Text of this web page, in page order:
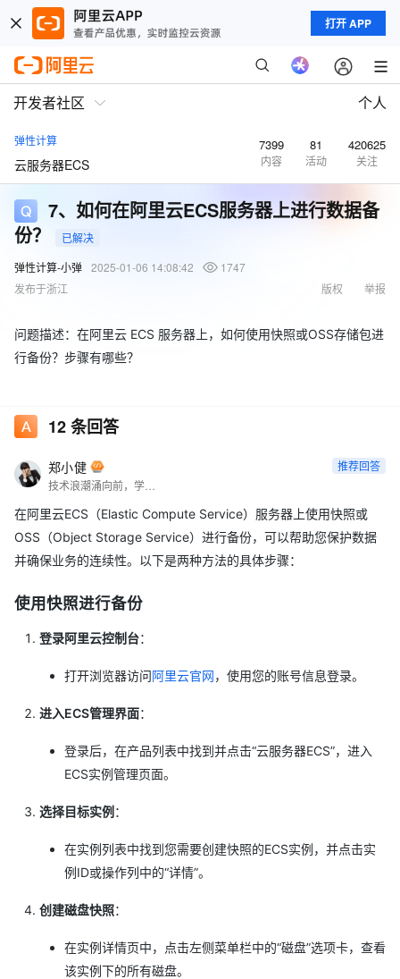
打开 APP
开发者社区 个人
弹性计算
云服务器ECS
7399
内容
81
活动
420625
关注
7、如何在阿里云ECS服务器上进行数据备
份？
已解决
弹性计算-小弹 2025-01-06 14:08:42
1747
发布于浙江
举报
版权
问题描述：在阿里云 ECS 服务器上，如何使用快照或OSS存储包进
行备份？步骤有哪些？
12条回答
郑小健 推荐回答
在阿里云ECS（Elastic Compute Service）服务器上使用快照或
OSS（Object Storage Service）进行备份，可以帮助您保护数据
并确保业务的连续性。以下是两种方法的具体步骤：
使用快照进行备份
登录阿里云控制台：
打开浏览器访问阿里云官网，使用您的账号信息登录。
进入ECS管理界面：
登录后，在产品列表中找到并点击“云服务器ECS”，进入
ECS实例管理页面。
选择目标实例 ：
在实例列表中找到您需要创建快照的ECS实例，并点击实
例ID或操作列中的“详情”。
创建磁盘快照：
在实例详情页中，点击左侧菜单栏中的“磁盘”选项卡，查看
该实例下的所有磁盘。